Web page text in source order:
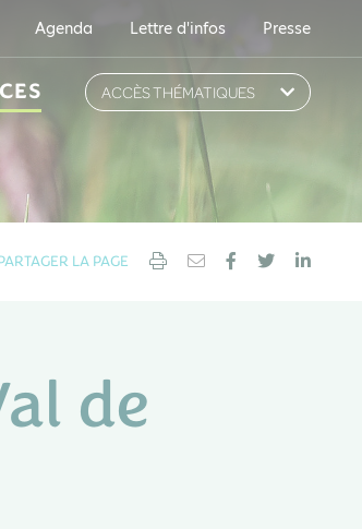
Agenda Lettre d'infos Presse
ACCÈS THÉMATIQUES
LA PAGE
de